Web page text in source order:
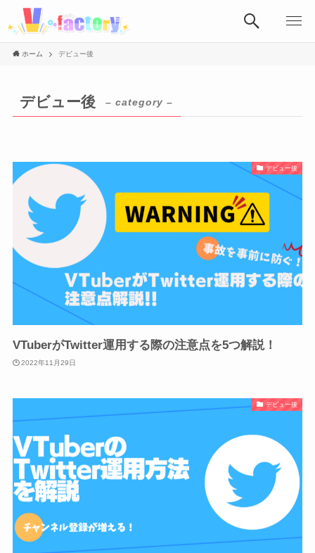
ホーム デビュー後
デビュー後 – category –
デビュー後
VTuberがTwitter運用する際の注意点を5つ解説！
2022年11月29日
デビュー後